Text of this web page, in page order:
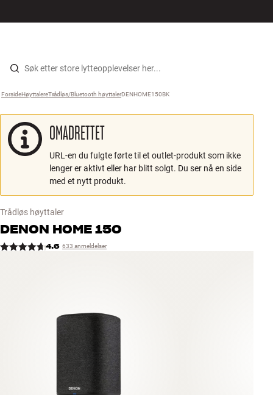
Hopp til innhold
Høyttalere
Hodetelefon
Surround
TV
Systemer
Kabler
INSPIRASJON
MERKER
Forside ›
Høyttalere ›
Trådløs/Bluetooth høyttaler ›
DENHOME150BK
OMADRETTET
URL-en du fulgte førte til et outlet-produkt som ikke
lenger er aktivt eller har blitt solgt. Du ser nå en side
med et nytt produkt.
Trådløs høyttaler
DENON HOME 150
4.6 633 anmeldelser